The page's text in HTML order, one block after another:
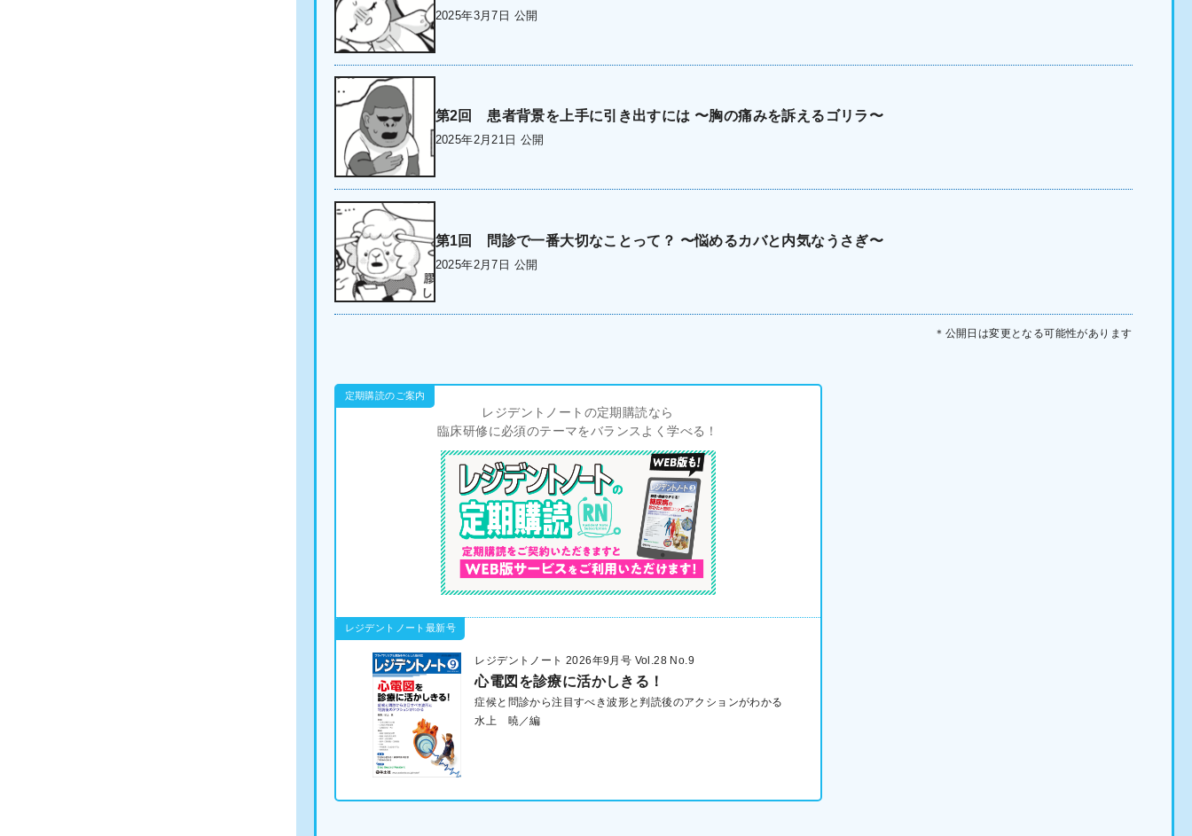
2025年3月7日 公開
第2回 患者背景を上手に引き出すには 〜胸の痛みを訴えるゴリラ〜
2025年2月21日 公開
第1回 問診で一番大切なことって？ 〜悩めるカバと内気なうさぎ〜
2025年2月7日 公開
＊公開日は変更となる可能性があります
レジデントノートの定期購読なら
臨床研修に必須のテーマをバランスよく学べる！
レジデントノート 2026年9月号 Vol.28 No.9
心電図を診療に活かしきる！
症候と問診から注目すべき波形と判読後のアクションがわかる
水上 暁／編